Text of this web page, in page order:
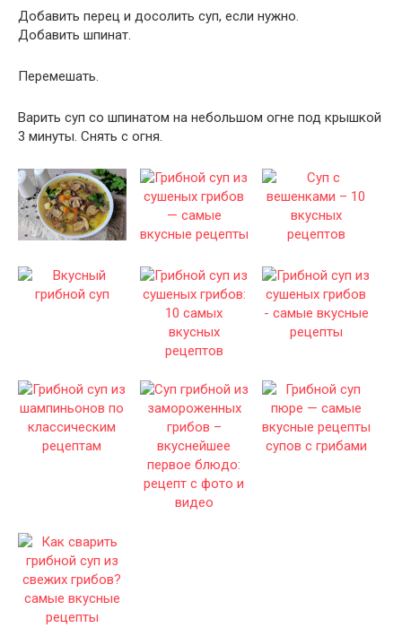
Добавить перец и досолить суп, если нужно.
Добавить шпинат.
Перемешать.
Варить суп со шпинатом на небольшом огне под крышкой
3 минуты. Снять с огня.